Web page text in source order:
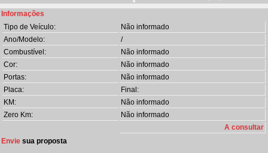
Informações
Tipo de Veículo:
Não informado
Ano/Modelo:
/
Combustível:
Não informado
Cor:
Não informado
Portas:
Não informado
Placa:
Final:
KM:
Não informado
Zero Km:
Não informado
A consultar
Envie sua proposta